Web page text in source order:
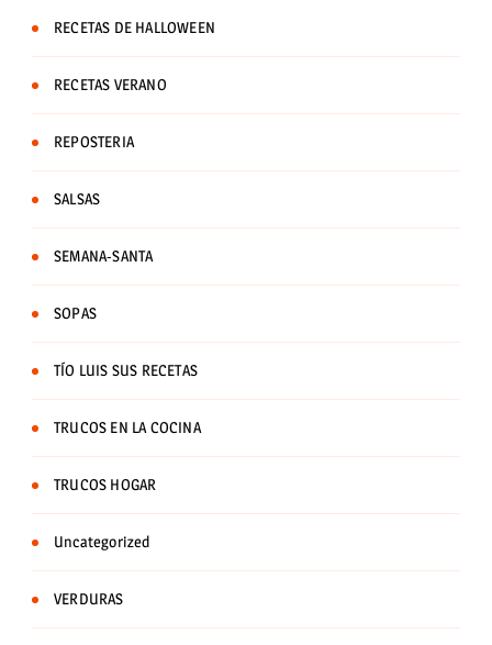
RECETAS DE HALLOWEEN
RECETAS VERANO
REPOSTERIA
SALSAS
SEMANA-SANTA
SOPAS
TÍO LUIS SUS RECETAS
TRUCOS EN LA COCINA
TRUCOS HOGAR
Uncategorized
VERDURAS